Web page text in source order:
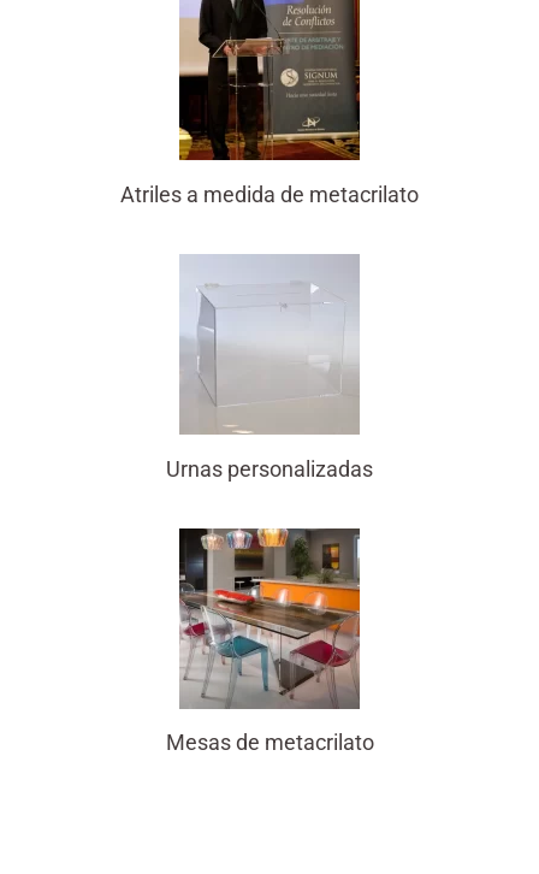
Atriles a medida de metacrilato
Urnas personalizadas
Mesas de metacrilato